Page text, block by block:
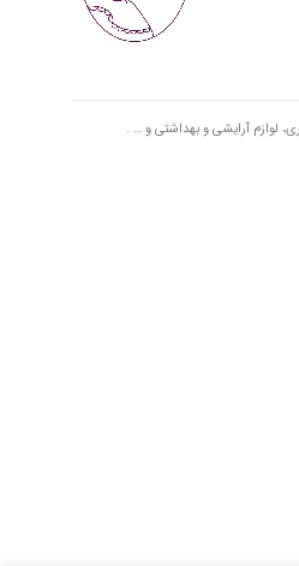
لوازم آرایشی و بهداشتی و … .